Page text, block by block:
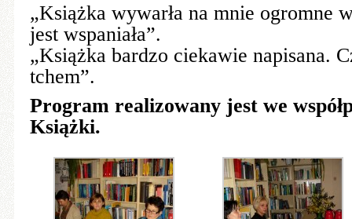
„Książka wywarła na mnie ogromne
jest wspaniała”.
„Książka bardzo ciekawie napisana.
tchem”.
Program realizowany jest we
Książki.